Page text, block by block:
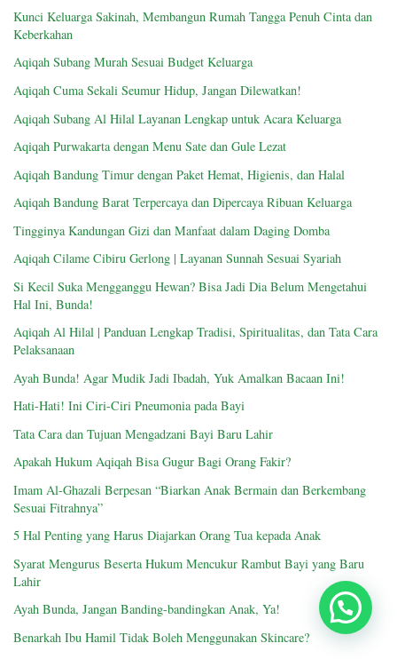
Kunci Keluarga Sakinah, Membangun Rumah Tangga Penuh Cinta dan
Keberkahan
Aqiqah Subang Murah Sesuai Budget Keluarga
Aqiqah Cuma Sekali Seumur Hidup, Jangan Dilewatkan!
Aqiqah Subang Al Hilal Layanan Lengkap untuk Acara Keluarga
Aqiqah Purwakarta dengan Menu Sate dan Gule Lezat
Aqiqah Bandung Timur dengan Paket Hemat, Higienis, dan Halal
Aqiqah Bandung Barat Terpercaya dan Dipercaya Ribuan Keluarga
Tingginya Kandungan Gizi dan Manfaat dalam Daging Domba
Aqiqah Cilame Cibiru Gerlong | Layanan Sunnah Sesuai Syariah
Si Kecil Suka Mengganggu Hewan? Bisa Jadi Dia Belum Mengetahui
Hal Ini, Bunda!
Aqiqah Al Hilal | Panduan Lengkap Tradisi, Spiritualitas, dan Tata Cara
Pelaksanaan
Ayah Bunda! Agar Mudik Jadi Ibadah, Yuk Amalkan Bacaan Ini!
Hati-Hati! Ini Ciri-Ciri Pneumonia pada Bayi
Tata Cara dan Tujuan Mengadzani Bayi Baru Lahir
Apakah Hukum Aqiqah Bisa Gugur Bagi Orang Fakir?
Imam Al-Ghazali Berpesan “Biarkan Anak Bermain dan Berkembang
Sesuai Fitrahnya”
5 Hal Penting yang Harus Diajarkan Orang Tua kepada Anak
Syarat Mengurus Beserta Hukum Mencukur Rambut Bayi yang Baru
Lahir
Ayah Bunda, Jangan Banding-bandingkan Anak, Ya!
Benarkah Ibu Hamil Tidak Boleh Menggunakan Skincare?
Chat Sekarang